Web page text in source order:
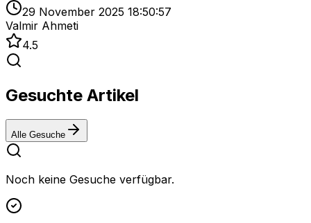
29 November 2025 18:50:57
Valmir Ahmeti
4.5
Gesuchte Artikel
Alle Gesuche
Noch keine Gesuche verfügbar.